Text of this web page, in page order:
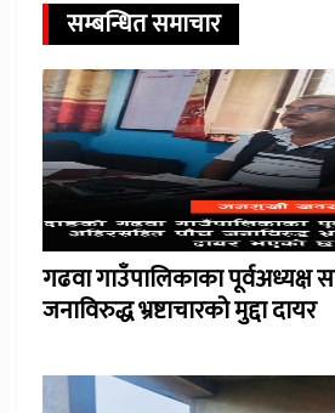
सम्बन्धित समाचार
गढवा गाउँपालिकाका पूर्वअध्यक्ष
जनाविरुद्ध भ्रष्टाचारको मुद्दा दायर